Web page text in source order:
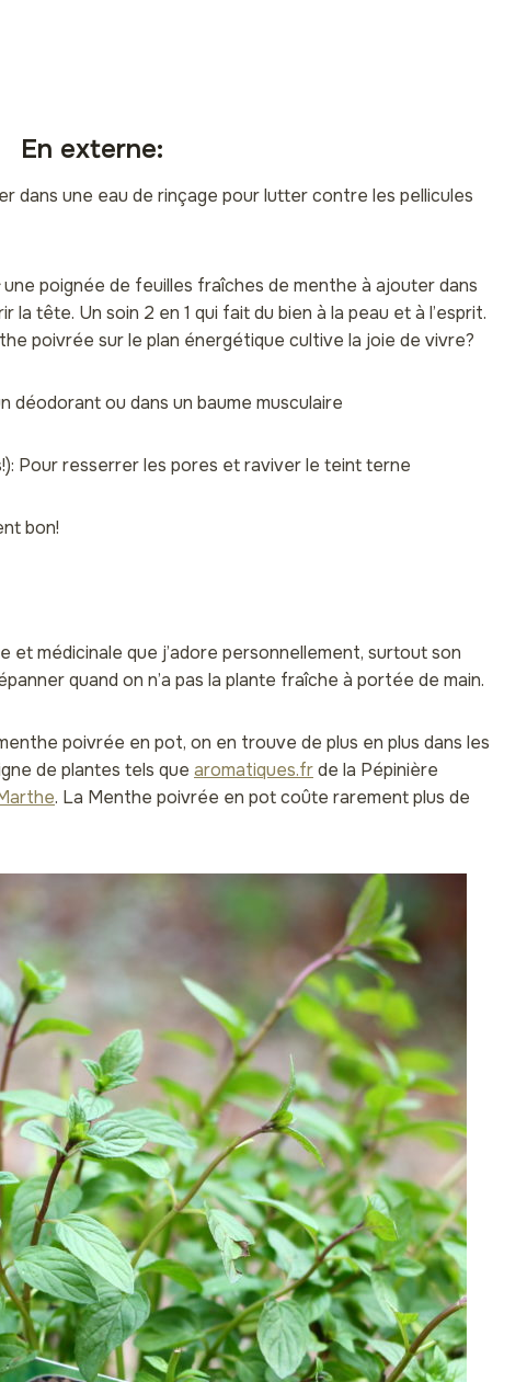
En externe:
dans une eau de rinçage pour lutter contre les pellicules
une poignée de feuilles fraîches de menthe à ajouter dans
tête. Un soin 2 en 1 qui fait du bien à la peau et à l’esprit.
poivrée sur le plan énergétique cultive la joie de vivre?
déodorant ou dans un baume musculaire
Pour resserrer les pores et raviver le teint terne
bon!
médicinale que j’adore personnellement, surtout son
quand on n’a pas la plante fraîche à portée de main.
poivrée en pot, on en trouve de plus en plus dans les
de plantes tels que aromatiques.frde la Pépinière
. La Menthe poivrée en pot coûte rarement plus de